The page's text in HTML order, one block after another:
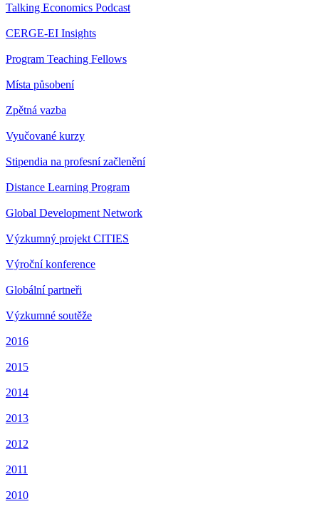
Talking Economics Podcast
CERGE-EI Insights
Program Teaching Fellows
Místa působení
Zpětná vazba
Vyučované kurzy
Stipendia na profesní začlenění
Distance Learning Program
Global Development Network
Výzkumný projekt CITIES
Výroční konference
Globální partneři
Výzkumné soutěže
2016
2015
2014
2013
2012
2011
2010